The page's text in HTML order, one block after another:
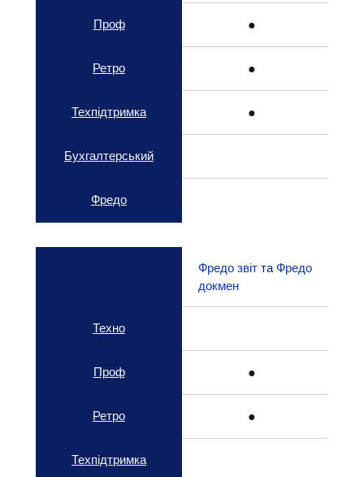
Проф ●
Ретро ●
Техпідтримка ●
Бухгалтерський
Фредо
Фредо звіт та Фредо
докмен
Техно
Проф ●
Ретро ●
Техпідтримка